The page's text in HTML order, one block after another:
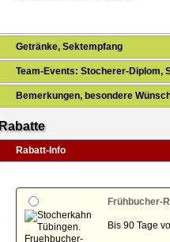
Getränke, Sektempfang
Team-Events: Stocherer-Diplom,
Bemerkungen, besondere
Rabatte
Rabatt-Info
Frühbucher-
Bis 90 Tage